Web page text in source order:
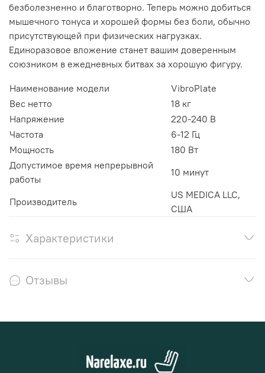
безболезненно и благотворно. Теперь можно добиться
мышечного тонуса и хорошей формы без боли, обычно
присутствующей при физических нагрузках.
Единоразовое вложение станет вашим доверенным
союзником в ежедневных битвах за хорошую фигуру.
Наименование модели
VibroPlate
Вес нетто
18 кг
Напряжение
220-240 В
Частота
6-12 Гц
Мощность
180 Вт
Допустимое время непрерывной
работы
10 минут
Производитель
US MEDICA LLC,
США
Характеристики
Отзывы